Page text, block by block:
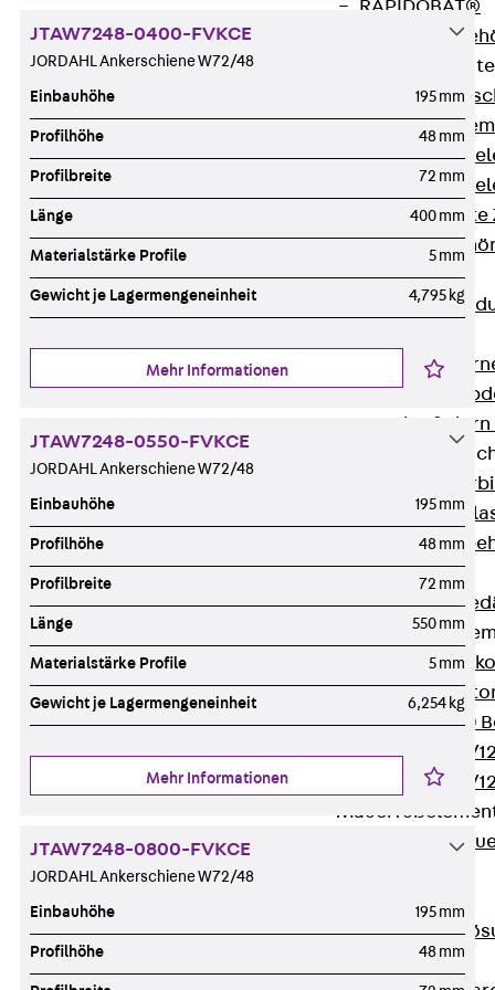
RAPIDOBAT®
Schalrohre
Zurück
Verbindung
Zurück
Querkraftdorn
Wärmedämmung
Zurück
Zurück
ISOPRO®
ISOPRO® 120
ISOPRO® 80/
ISOPRO® 80/
Digitale Lösungen
Zurück Digitale
JTAW7248-0400-FVKCE
JORDAHL Ankerschiene W72/48
Einbauhöhe 195 mm
Profilhöhe 48 mm
Profilbreite 72 mm
Länge 400 mm
Materialstärke Profile 5 mm
Gewicht je Lagermengeneinheit 4,795 kg
Mehr Informationen
JTAW7248-0550-FVKCE
JORDAHL Ankerschiene W72/48
Einbauhöhe 195 mm
Profilhöhe 48 mm
Profilbreite 72 mm
Länge 550 mm
Materialstärke Profile 5 mm
Gewicht je Lagermengeneinheit 6,254 kg
Mehr Informationen
JTAW7248-0800-FVKCE
JORDAHL Ankerschiene W72/48
Einbauhöhe 195 mm
Profilhöhe 48 mm